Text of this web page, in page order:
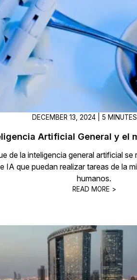
La Venta al Por Menor
TI y Operaciones
DECEMBER 13, 2024 | 5
Artificial General y el
de la inteligencia general artificial se
IA que puedan realizar tareas de la
humanos.
READ MORE >